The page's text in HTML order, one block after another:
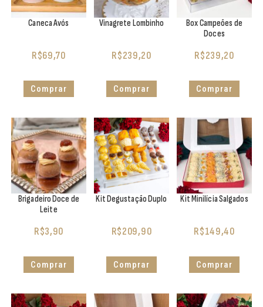
Caneca Avós
R$69,70
Comprar
Vinagrete Lombinho
R$239,20
Comprar
Box Campeões de
Doces
R$239,20
Comprar
Brigadeiro Doce de
Leite
R$3,90
Comprar
Kit Degustação Duplo
R$209,90
Comprar
Kit Minilícia Salgados
R$149,40
Comprar